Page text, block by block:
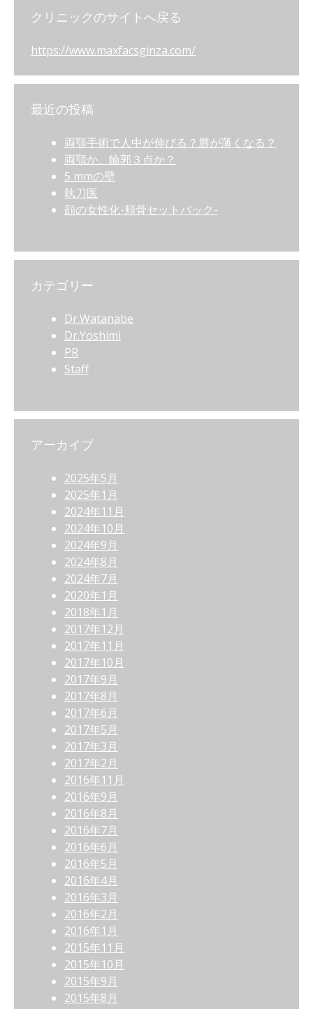
クリニックのサイトへ戻る
https://www.maxfacsginza.com/
最近の投稿
両顎手術で人中が伸びる？唇が薄くなる？
両顎か、輪郭３点か？
5 mmの壁
執刀医
顔の女性化-頬骨セットバック-
カテゴリー
Dr.Watanabe
Dr.Yoshimi
PR
Staff
アーカイブ
2025年5月
2025年1月
2024年11月
2024年10月
2024年9月
2024年8月
2024年7月
2020年1月
2018年1月
2017年12月
2017年11月
2017年10月
2017年9月
2017年8月
2017年6月
2017年5月
2017年3月
2017年2月
2016年11月
2016年9月
2016年8月
2016年7月
2016年6月
2016年5月
2016年4月
2016年3月
2016年2月
2016年1月
2015年11月
2015年10月
2015年9月
2015年8月